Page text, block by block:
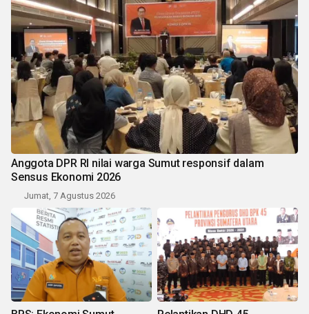
Anggota DPR RI nilai warga Sumut responsif dalam
Sensus Ekonomi 2026
Jumat, 7 Agustus 2026